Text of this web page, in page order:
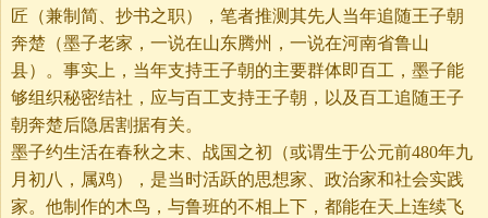
匠（兼制简、抄书之职），笔者推测其先人当年追随王子朝
奔楚（墨子老家，一说在山东腾州，一说在河南省鲁山
县）。事实上，当年支持王子朝的主要群体即百工，墨子能
够组织秘密结社，应与百工支持王子朝，以及百工追随王子
朝奔楚后隐居割据有关。
墨子约生活在春秋之末、战国之初（或谓生于公元前480年九
月初八，属鸡），是当时活跃的思想家、政治家和社会实践
家。他制作的木鸟，与鲁班的不相上下，都能在天上连续飞